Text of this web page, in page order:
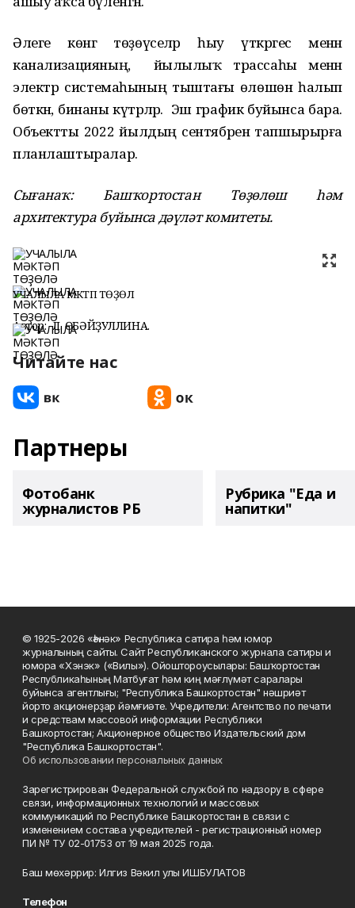
Әлеге көнгә төҙөүселәр һыу үткәргес менән
канализацияның, йылылыҡ трассаһы менән
электр системаһының тыштағы өлөшөн һалып
бөткән, бинаны күтәрәләр. Эш график буйынса бара.
Объектты 2022 йылдың сентябренә тапшырырға
планлаштыралар.
Сығанаҡ: Башҡортостан Төҙөлөш һәм
архитектура буйынса дәүләт комитеты.
УЧАЛЫЛА МӘКТӘП ТӨҘӨЛӘ
Автор: Л. ҒӨБӘЙҘУЛЛИНА.
Читайте нас
Партнеры
Фотобанк
журналистов РБ
Рубрика "Еда и
напитки"
© 1925-2026 «Һәнәк» Республика сатира һәм юмор
журналының сайты. Сайт Республиканского журнала сатиры и
юмора «Хэнэк» («Вилы»). Ойоштороусылары: Башҡортостан
Республикаһының Матбуғат һәм киң мәғлүмәт саралары
буйынса агентлығы; "Республика Башкортостан" нәшриәт
йорто акционерҙар йәмғиәте. Учредители: Агентство по печати
и средствам массовой информации Республики
Башкортостан; Акционерное общество Издательский дом
"Республика Башкортостан".
Об использовании персональных данных
Зарегистрирован Федеральной службой по надзору в сфере
связи, информационных технологий и массовых
коммуникаций по Республике Башкортостан в связи с
изменением состава учредителей - регистрационный номер
ПИ № ТУ 02-01753 от 19 мая 2025 года.
Баш мөхәррир: Илгиз Вәкил улы ИШБУЛАТОВ
Телефон